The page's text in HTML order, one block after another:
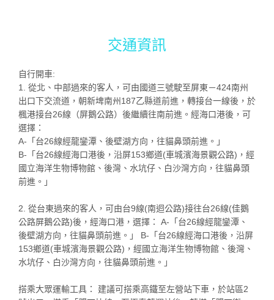
交通資訊
自行開車:
1. 從北、中部過來的客人，可由國道三號駛至屏東－424南州
出口下交流道，朝新埤南州187乙縣道前進，轉接台一線後，於
楓港接台26線（屏鵝公路）後繼續往南前進。經海口港後，可
選擇：
A-「台26線經龍鑾潭、後壁湖方向，往貓鼻頭前進。」
B-「台26線經海口港後，沿屏153鄉道(車城濱海景觀公路)，經
國立海洋生物博物館、後灣、水坑仔、白沙灣方向，往貓鼻頭
前進。」
2. 從台東過來的客人，可由台9線(南迴公路)接往台26線(佳鵝
公路屏鵝公路)後，經海口港，選擇： A-「台26線經龍鑾潭、
後壁湖方向，往貓鼻頭前進。」 B-「台26線經海口港後，沿屏
153鄉道(車城濱海景觀公路)，經國立海洋生物博物館、後灣、
水坑仔、白沙灣方向，往貓鼻頭前進。」
搭乘大眾運輸工具： 建議可搭乘高鐵至左營站下車，於站區2